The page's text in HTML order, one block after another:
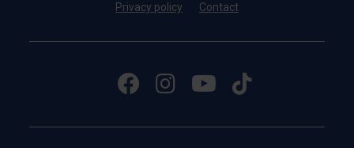
Privacy policy Contact